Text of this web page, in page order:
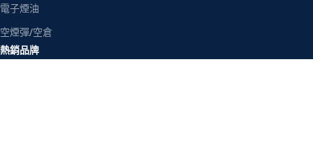
電子煙油
空煙彈/空倉
熱銷品牌